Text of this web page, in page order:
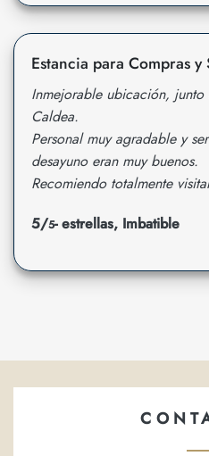
Estancia para Compras y
Inmejorable ubicación,
Caldea.
Personal muy agradable y
desayuno eran muy buenos.
Recomiendo totalmente
5/5- estrellas, Imbatible